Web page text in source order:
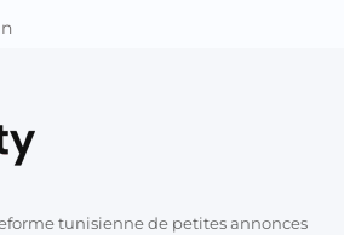
tunisienne de petites annonces